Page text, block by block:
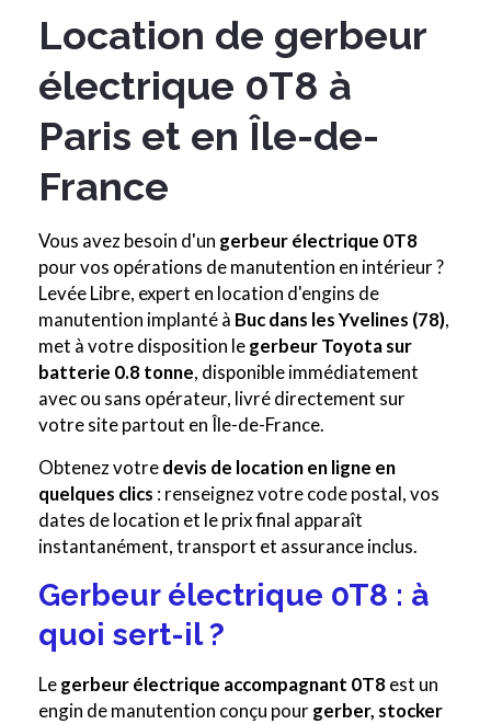
Location de gerbeur
électrique 0T8 à
Paris et en Île-de-
France
Vous avez besoin d'un gerbeur électrique 0T8
pour vos opérations de manutention en intérieur ?
Levée Libre, expert en location d'engins de
manutention implanté à Buc dans les Yvelines (78),
met à votre disposition legerbeur Toyota sur
batterie 0.8 tonne, disponible immédiatement
avec ou sans opérateur, livré directement sur
votre site partout en Île-de-France.
Obtenez votredevis de location en ligne en
quelques clics : renseignez votre code postal, vos
dates de location et le prix final apparaît
instantanément, transport et assurance inclus.
Gerbeur électrique 0T8 : à
quoi sert-il ?
Legerbeur électrique accompagnant 0T8est un
engin de manutention conçu pourgerber, stocker